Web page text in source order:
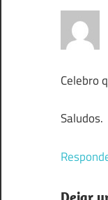
Celebro
Saludos.